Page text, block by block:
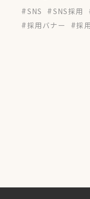
SNS SNS採用
採用バナー
採